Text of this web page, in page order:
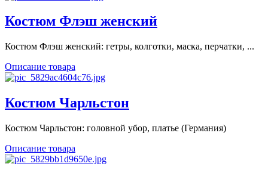
Костюм Флэш женский
Костюм Флэш женский: гетры, колготки, маска, перчатки, ...
Описание товара
Костюм Чарльстон
Костюм Чарльстон: головной убор, платье (Германия)
Описание товара